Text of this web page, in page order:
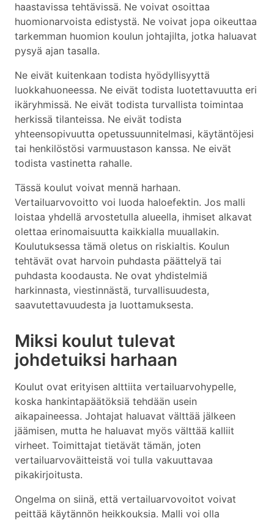
haastavissa tehtävissä. Ne voivat osoittaa
huomionarvoista edistystä. Ne voivat jopa oikeuttaa
tarkemman huomion koulun johtajilta, jotka haluavat
pysyä ajan tasalla.
Ne eivät kuitenkaan todista hyödyllisyyttä
luokkahuoneessa. Ne eivät todista luotettavuutta eri
ikäryhmissä. Ne eivät todista turvallista toimintaa
herkissä tilanteissa. Ne eivät todista
yhteensopivuutta opetussuunnitelmasi, käytäntöjesi
tai henkilöstösi varmuustason kanssa. Ne eivät
todista vastinetta rahalle.
Tässä koulut voivat mennä harhaan.
Vertailuarvovoitto voi luoda haloefektin. Jos malli
loistaa yhdellä arvostetulla alueella, ihmiset alkavat
olettaa erinomaisuutta kaikkialla muuallakin.
Koulutuksessa tämä oletus on riskialtis. Koulun
tehtävät ovat harvoin puhdasta päättelyä tai
puhdasta koodausta. Ne ovat yhdistelmiä
harkinnasta, viestinnästä, turvallisuudesta,
saavutettavuudesta ja luottamuksesta.
Miksi koulut tulevat
johdetuiksi harhaan
Koulut ovat erityisen alttiita vertailuarvohypelle,
koska hankintapäätöksiä tehdään usein
aikapaineessa. Johtajat haluavat välttää jälkeen
jäämisen, mutta he haluavat myös välttää kalliit
virheet. Toimittajat tietävät tämän, joten
vertailuarvoväitteistä voi tulla vakuuttavaa
pikakirjoitusta.
Ongelma on siinä, että vertailuarvovoitot voivat
peittää käytännön heikkouksia. Malli voi olla